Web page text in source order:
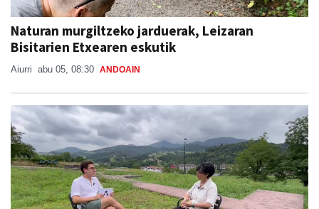
Naturan murgiltzeko jarduerak, Leizaran
Bisitarien Etxearen eskutik
Aiurri abu 05, 08:30 ANDOAIN